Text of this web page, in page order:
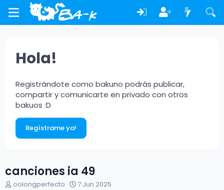
Hola!
Registrándote como bakuno podrás publicar,
compartir y comunicarte en privado con otros
bakuos :D
Regístrame ya!
canciones ia 49
A
oolongperfecto
F7 Jun 2025